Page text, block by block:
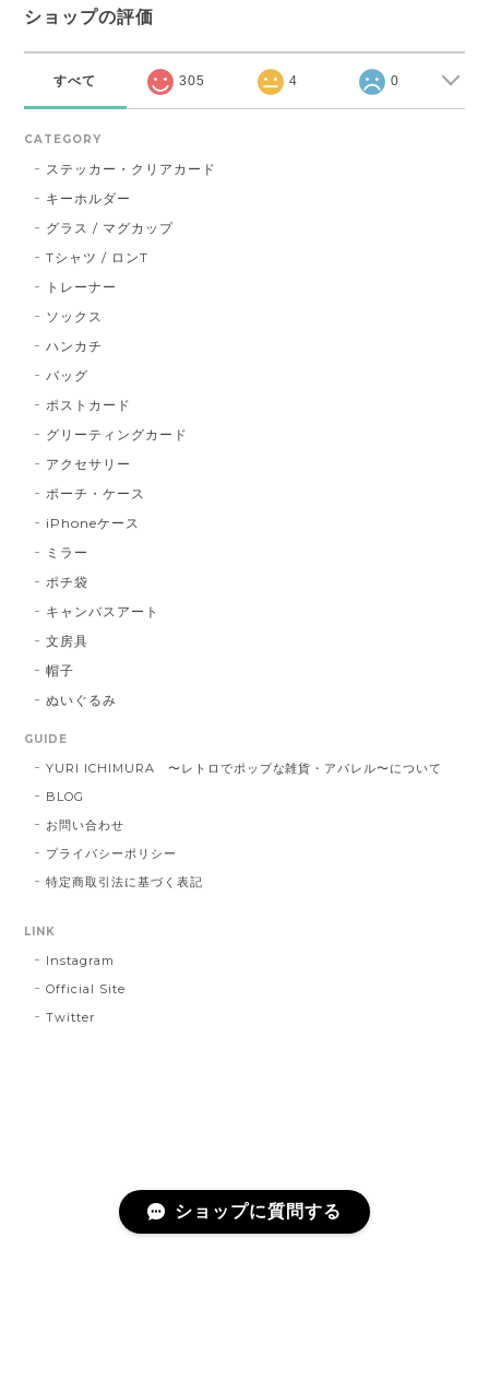
ショップの評価
すべて 305 4 0
CATEGORY
ステッカー・クリアカード
キーホルダー
グラス / マグカップ
Tシャツ / ロンT
トレーナー
ソックス
ハンカチ
バッグ
ポストカード
グリーティングカード
アクセサリー
ポーチ・ケース
iPhoneケース
ミラー
ポチ袋
キャンバスアート
文房具
帽子
ぬいぐるみ
GUIDE
YURI ICHIMURA 〜レトロでポップな雑貨・アパレル〜について
BLOG
お問い合わせ
プライバシーポリシー
特定商取引法に基づく表記
LINK
Instagram
Official Site
Twitter
ショップに質問する